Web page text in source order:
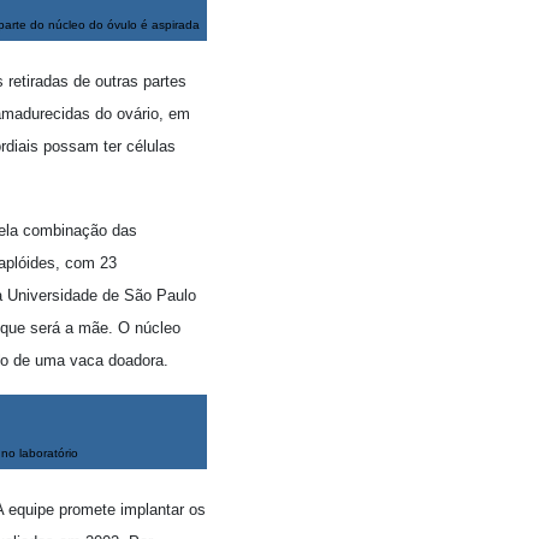
do núcleo do óvulo é aspirada
de outras partes
do ovário, em
possam ter células
combinação das
com 23
de São Paulo
será a mãe. O núcleo
de uma vaca doadora.
laboratório
equipe promete implantar os